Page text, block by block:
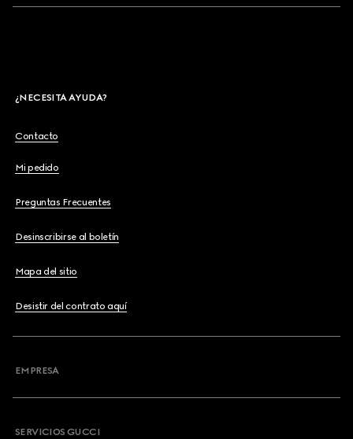
¿NECESITA AYUDA?
Contacto
Mi pedido
Preguntas Frecuentes
Desinscribirse al boletín
Mapa del sitio
Desistir del contrato aquí
EMPRESA
SERVICIOS GUCCI